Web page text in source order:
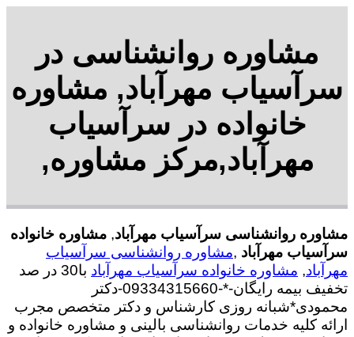
مشاوره روانشناسی در
سرآسیاب مهرآباد, مشاوره
خانواده در سرآسیاب
مهرآباد,مرکز مشاوره,
مشاوره روانشناسی سرآسیاب مهرآباد, مشاوره خانواده
سرآسیاب مهرآباد ,مشاوره روانشناسی سرآسیاب
مهرآباد, مشاوره خانواده سرآسیاب مهرآباد
با30 در صد
تخفیف بیمه رایگان-*-09334315660-دکتر
محمودی*شبانه روزی کارشناس و دکتر متخصص مجرب
ارائه کلیه خدمات روانشناسی بالینی و مشاوره خانواده و